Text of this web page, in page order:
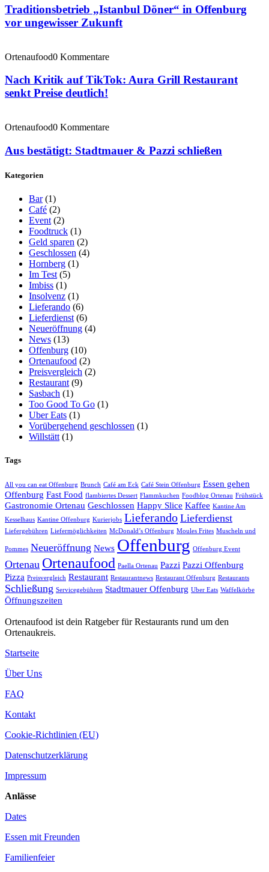
Traditionsbetrieb „Istanbul Döner“ in Offenburg
vor ungewisser Zukunft
Ortenaufood0 Kommentare
Nach Kritik auf TikTok: Aura Grill Restaurant
senkt Preise deutlich!
Ortenaufood0 Kommentare
Aus bestätigt: Stadtmauer & Pazzi schließen
Kategorien
Bar (1)
Café (2)
Event (2)
Foodtruck (1)
Geld sparen (2)
Geschlossen (4)
Hornberg (1)
Im Test (5)
Imbiss (1)
Insolvenz (1)
Lieferando (6)
Lieferdienst (6)
Neueröffnung (4)
News (13)
Offenburg (10)
Ortenaufood (2)
Preisvergleich (2)
Restaurant (9)
Sasbach (1)
Too Good To Go (1)
Uber Eats (1)
Vorübergehend geschlossen (1)
Willstätt (1)
Tags
All you can eat Offenburg Brunch Café am Eck Café Stein Offenburg Essen gehen
Offenburg Fast Food flambiertes Dessert Flammkuchen Foodblog Ortenau Frühstück
Gastronomie Ortenau Geschlossen Happy Slice Kaffee Kantine Am
Kesselhaus Kantine Offenburg Kurierjobs Lieferando Lieferdienst
Liefergebühren Liefermöglichkeiten McDonald’s Offenburg Moules Frites Muscheln und
Pommes Neueröffnung News Offenburg Offenburg Event
Ortenau Ortenaufood Paella Ortenau Pazzi Pazzi Offenburg
Pizza Preisvergleich Restaurant Restaurantnews Restaurant Offenburg Restaurants
Schließung Servicegebühren Stadtmauer Offenburg Uber Eats Waffelkörbe
Öffnungszeiten
Ortenaufood ist dein Ratgeber für Restaurants rund um den
Ortenaukreis.
Startseite
Über Uns
FAQ
Kontakt
Cookie-Richtlinien (EU)
Datenschutzerklärung
Impressum
Anlässe
Dates
Essen mit Freunden
Familienfeier